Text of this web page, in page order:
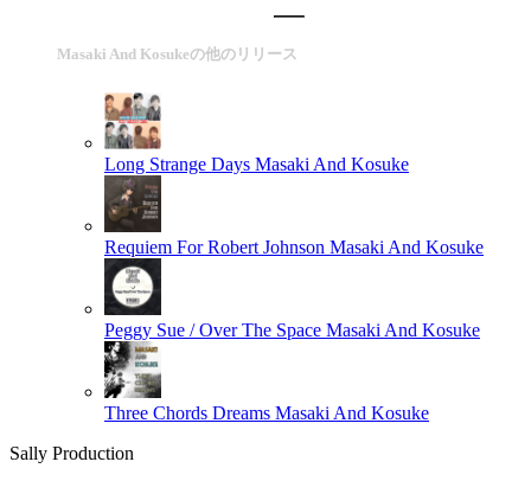
Masaki And Kosukeの他のリリース
Long Strange Days Masaki And Kosuke
Requiem For Robert Johnson Masaki And Kosuke
Peggy Sue / Over The Space Masaki And Kosuke
Three Chords Dreams Masaki And Kosuke
Sally Production